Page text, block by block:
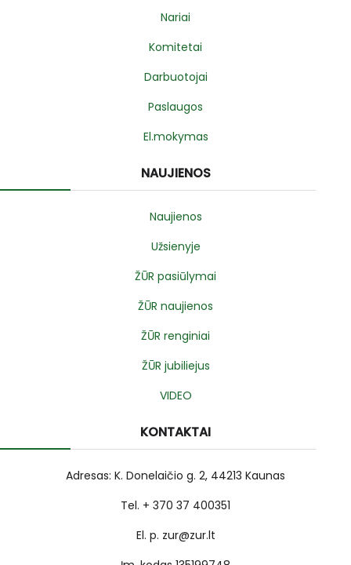
Nariai
Komitetai
Darbuotojai
Paslaugos
El.mokymas
NAUJIENOS
Naujienos
Užsienyje
ŽŪR pasiūlymai
ŽŪR naujienos
ŽŪR renginiai
ŽŪR jubiliejus
VIDEO
KONTAKTAI
Adresas: K. Donelaičio g. 2, 44213 Kaunas
Tel. + 370 37 400351
El. p. zur@zur.lt